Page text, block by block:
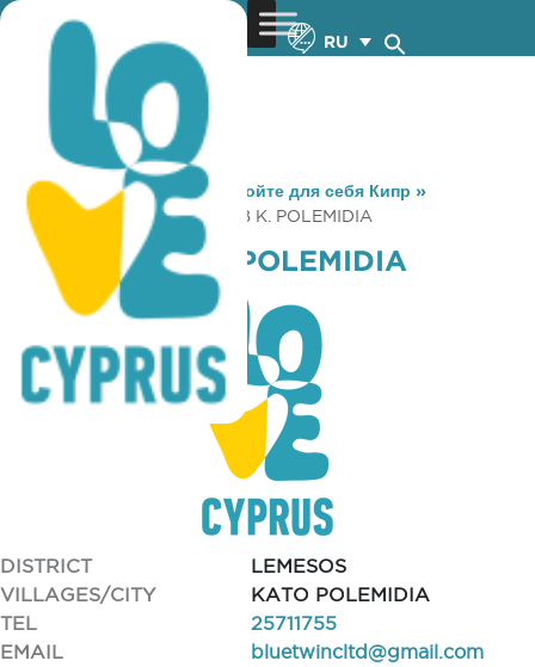
RU
You are here: Home »Откройте для себя Кипр »
Gastronomy
» COFFEE LAB K. POLEMIDIA
COFFEE LAB K. POLEMIDIA
DISTRICT
LEMESOS
VILLAGES/CITY
KATO POLEMIDIA
TEL
25711755
EMAIL
bluetwincltd@gmail.com